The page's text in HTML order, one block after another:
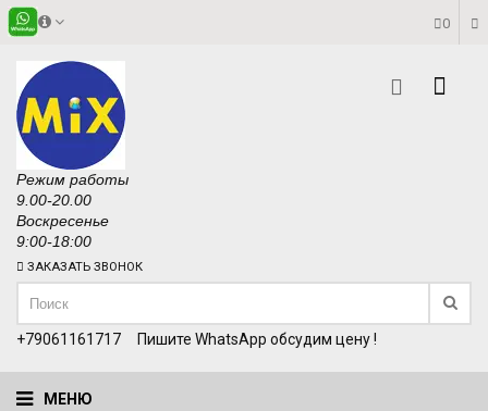
0
Режим работы
9.00-20.00
Воскресенье
9:00-18:00
ЗАКАЗАТЬ ЗВОНОК
+79061161717 Пишите WhatsApp обсудим цену !
МЕНЮ